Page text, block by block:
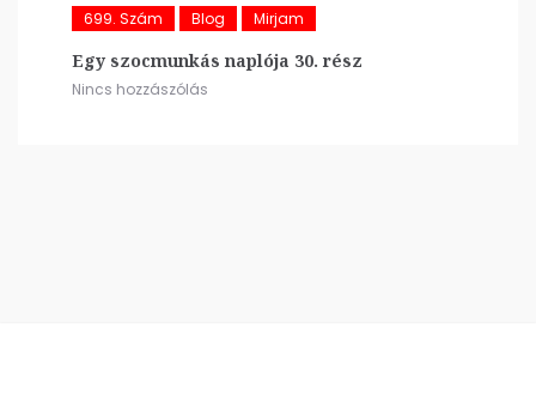
699. Szám Blog Mirjam
Egy szocmunkás naplója 30. rész
Nincs hozzászólás